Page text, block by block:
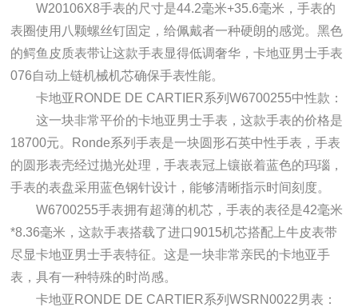
W20106X8手表的尺寸是44.2毫米+35.6毫米，手表的
表圈使用八颗螺丝钉固定，给佩戴者一种硬朗的感觉。黑色
的鳄鱼皮质表带让这款手表显得低调奢华，卡地亚男士手表
076自动上链机械机芯确保手表性能。
卡地亚RONDE DE CARTIER系列W6700255中性款：
这一块非常平价的卡地亚男士手表，这款手表的价格是
18700元。Ronde系列手表是一块圆形石英中性手表，手表
的圆形表壳经过抛光处理，手表表冠上镶嵌着蓝色的玛瑙，
手表的表盘采用蓝色钢针设计，能够清晰指示时间刻度。
W6700255手表拥有超薄的机芯，手表的表径是42毫米
*8.36毫米，这款手表搭载了进口9015机芯搭配上牛皮表带
尽显卡地亚男士手表特征。这是一块非常亲民的卡地亚手
表，具有一种特殊的时尚感。
卡地亚RONDE DE CARTIER系列WSRN0022男表：